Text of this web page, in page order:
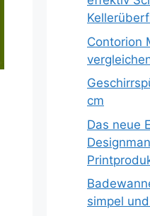
Contorion
cm
Das neue
simpel